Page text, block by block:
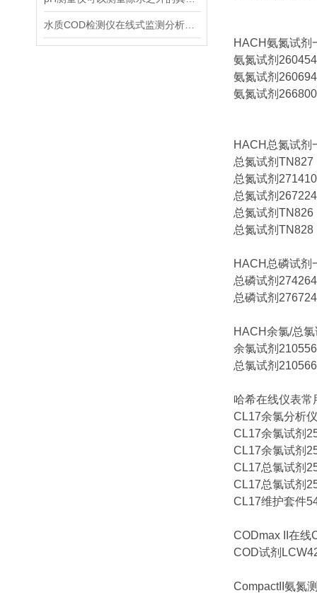
HACH氨氮试剂
氨氮试剂
氨氮试剂
氨氮试剂
HACH总氮试剂
总氮试剂TN827
总氮试剂
总氮试剂
总氮试剂TN826
总氮试剂TN828
HACH总磷试剂
总磷试剂
总磷试剂
HACH余氯/总
余氯试剂
总氯试剂
哈希在线仪表常
CL17余氯分析
CL17余氯试剂
CL17余氯试剂
CL17总氯试剂
CL17总氯试剂
CL17维护套件
CODmax II在线
COD试剂
CompactII氨氮